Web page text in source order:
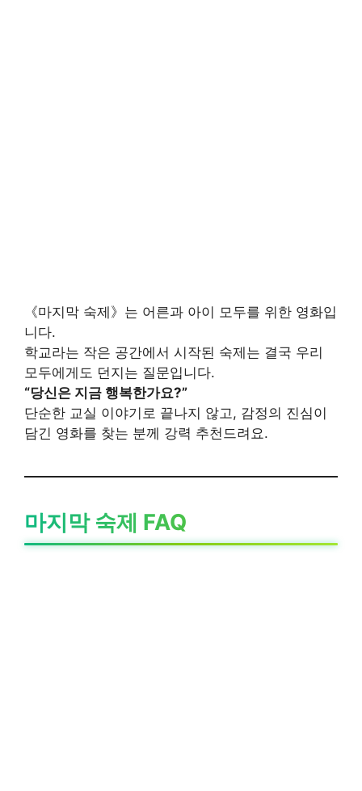
《마지막 숙제》는 어른과 아이 모두를 위한 영화입
니다.
학교라는 작은 공간에서 시작된 숙제는 결국 우리
모두에게도 던지는 질문입니다.
“당신은 지금 행복한가요?”
단순한 교실 이야기로 끝나지 않고, 감정의 진심이
담긴 영화를 찾는 분께 강력 추천드려요.
마지막 숙제 FAQ